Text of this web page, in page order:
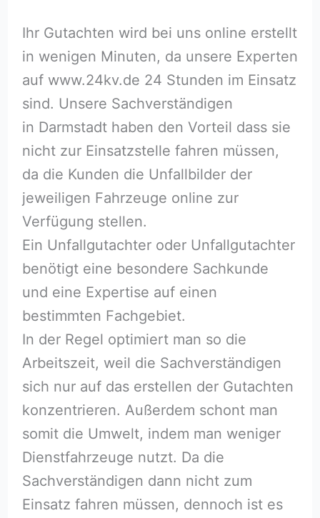
Ihr Gutachten wird bei uns online erstellt
in wenigen Minuten, da unsere Experten
auf www.24kv.de 24 Stunden im Einsatz
sind. Unsere Sachverständigen
in Darmstadt haben den Vorteil dass sie
nicht zur Einsatzstelle fahren müssen,
da die Kunden die Unfallbilder der
jeweiligen Fahrzeuge online zur
Verfügung stellen.
Ein Unfallgutachter oder Unfallgutachter
benötigt eine besondere Sachkunde
und eine Expertise auf einen
bestimmten Fachgebiet.
In der Regel optimiert man so die
Arbeitszeit, weil die Sachverständigen
sich nur auf das erstellen der Gutachten
konzentrieren. Außerdem schont man
somit die Umwelt, indem man weniger
Dienstfahrzeuge nutzt. Da die
Sachverständigen dann nicht zum
Einsatz fahren müssen, dennoch ist es